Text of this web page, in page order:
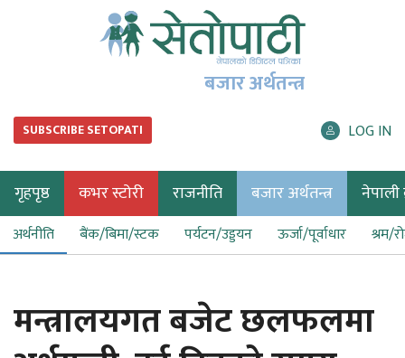
बजार अर्थतन्त्र
SUBSCRIBE SETOPATI LOG IN
गृहपृष्ठ कभर स्टोरी राजनीति बजार अर्थतन्त्र नेपाली
अर्थनीति बैंक/बिमा/स्टक पर्यटन/उड्डयन ऊर्जा/पूर्वाधार श्रम/
मन्त्रालयगत बजेट छलफलमा